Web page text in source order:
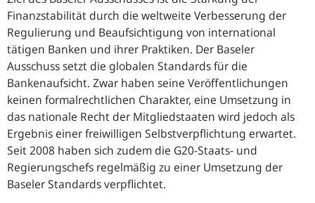
Finanzstabilität durch die weltweite Verbesserung der
Regulierung und Beaufsichtigung von international
tätigen Banken und ihrer Praktiken. Der Baseler
Ausschuss setzt die globalen Standards für die
Bankenaufsicht. Zwar haben seine Veröffentlichungen
keinen formalrechtlichen Charakter, eine Umsetzung in
das nationale Recht der Mitgliedstaaten wird jedoch als
Ergebnis einer freiwilligen Selbstverpflichtung erwartet.
Seit 2008 haben sich zudem die G20-Staats- und
Regierungschefs regelmäßig zu einer Umsetzung der
Baseler Standards verpflichtet.